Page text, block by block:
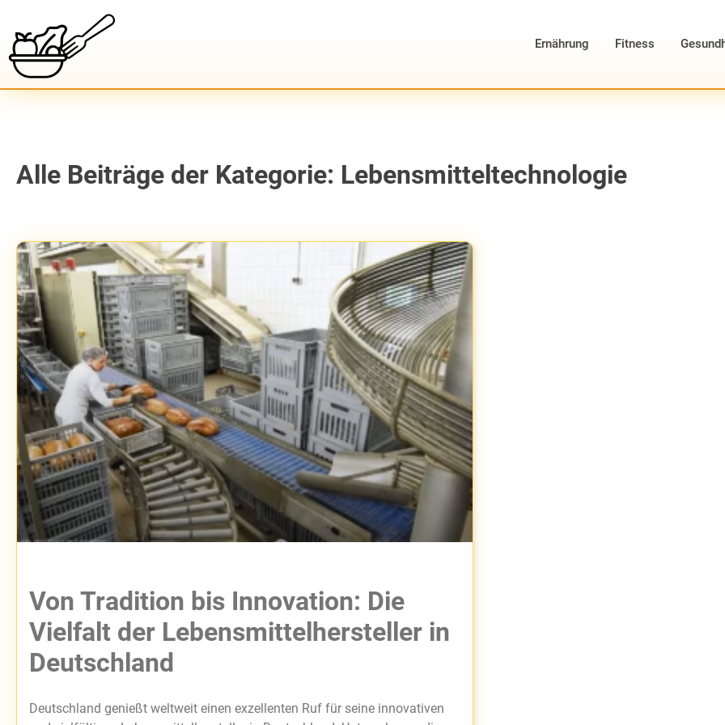
Ernährung Fitness
Alle Beiträge der Kategorie: Lebensmitteltechnologie
Von Tradition bis Innovation: Die
Vielfalt der Lebensmittelhersteller in
Deutschland
Deutschland genießt weltweit einen exzellenten Ruf für seine innovativen